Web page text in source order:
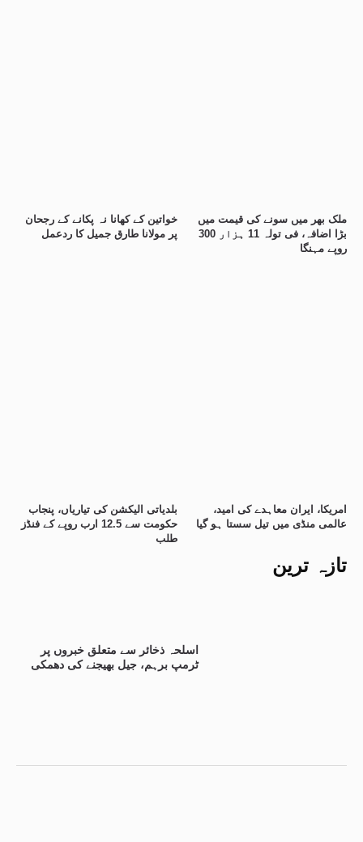
تازہ ترین
اسلحہ ذخائر سے متعلق خبروں پر
ٹرمپ برہم، جیل بھیجنے کی دھمکی
خواتین کے کھانا نہ پکانے کے رجحان
پر مولانا طارق جمیل کا ردعمل
ملک بھر میں سونے کی قیمت میں
بڑا اضافہ، فی تولہ 11 ہزار 300
روپے مہنگا
بلدیاتی الیکشن کی تیاریاں، پنجاب
حکومت سے 12.5 ارب روپے کے فنڈز
طلب
امریکا، ایران معاہدے کی امید،
عالمی منڈی میں تیل سستا ہو گیا